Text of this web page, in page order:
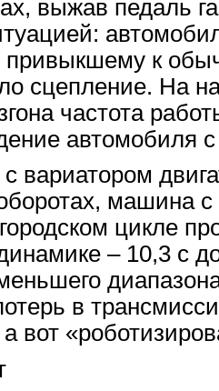
выжав педаль
привыкшему к
сцепление. На
частота
автомобиля
с вариатором
машина
цикле
– 10,3 с
в
вот